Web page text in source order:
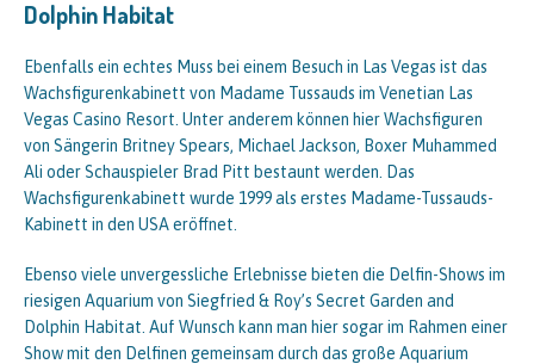
Dolphin Habitat
Ebenfalls ein echtes Muss bei einem Besuch in Las Vegas ist das
Wachsfigurenkabinett von Madame Tussauds im Venetian Las
Vegas Casino Resort. Unter anderem können hier Wachsfiguren
von Sängerin Britney Spears, Michael Jackson, Boxer Muhammed
Ali oder Schauspieler Brad Pitt bestaunt werden. Das
Wachsfigurenkabinett wurde 1999 als erstes Madame-Tussauds-
Kabinett in den USA eröffnet.
Ebenso viele unvergessliche Erlebnisse bieten die Delfin-Shows im
riesigen Aquarium von Siegfried & Roy’s Secret Garden and
Dolphin Habitat. Auf Wunsch kann man hier sogar im Rahmen einer
Show mit den Delfinen gemeinsam durch das große Aquarium